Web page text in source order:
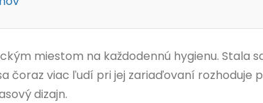
miestom na každodennú hygienu. Stala
čoraz viac ľudí pri jej zariaďovaní rozhoduje
dizajn.